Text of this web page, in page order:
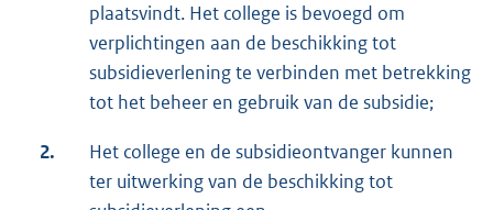
plaatsvindt. Het college is bevoegd om
verplichtingen aan de beschikking tot
subsidieverlening te verbinden met betrekking
tot het beheer en gebruik van de subsidie;
2.
Het college en de subsidieontvanger kunnen
ter uitwerking van de beschikking tot